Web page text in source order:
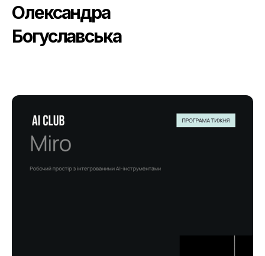
Олександра
Богуславська